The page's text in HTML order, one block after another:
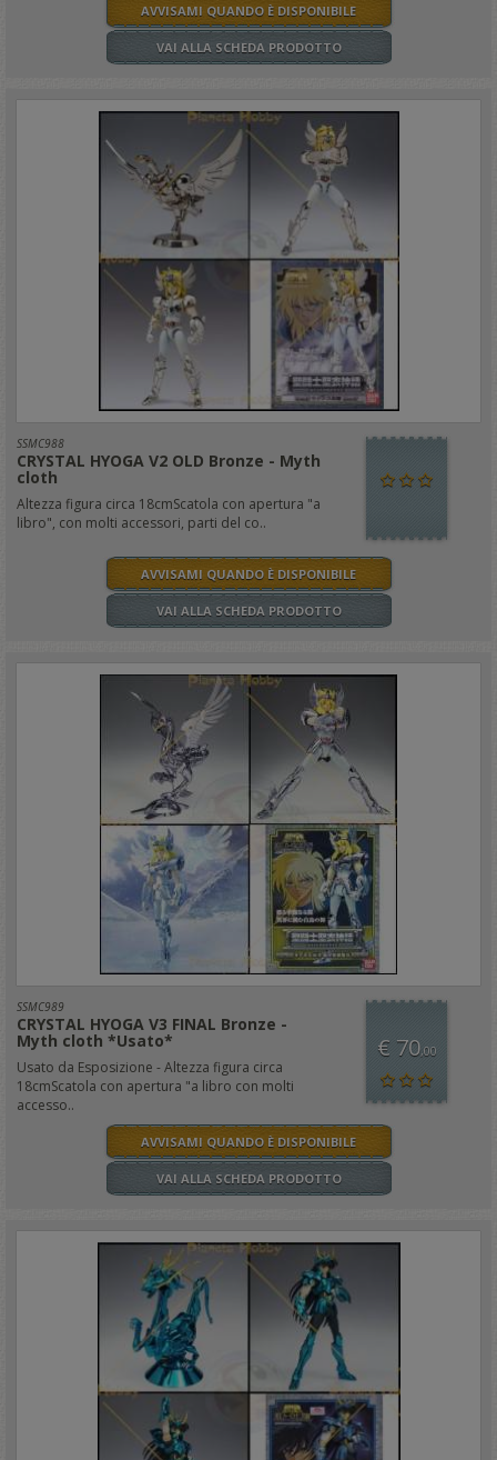
AVVISAMI QUANDO È DISPONIBILE
VAI ALLA SCHEDA PRODOTTO
SSMC988
CRYSTAL HYOGA V2 OLD Bronze - Myth
cloth
Altezza figura circa 18cmScatola con apertura "a
libro", con molti accessori, parti del co..
AVVISAMI QUANDO È DISPONIBILE
VAI ALLA SCHEDA PRODOTTO
SSMC989
CRYSTAL HYOGA V3 FINAL Bronze -
Myth cloth *Usato*
Usato da Esposizione - Altezza figura circa
18cmScatola con apertura "a libro con molti
accesso..
€ 70,00
AVVISAMI QUANDO È DISPONIBILE
VAI ALLA SCHEDA PRODOTTO